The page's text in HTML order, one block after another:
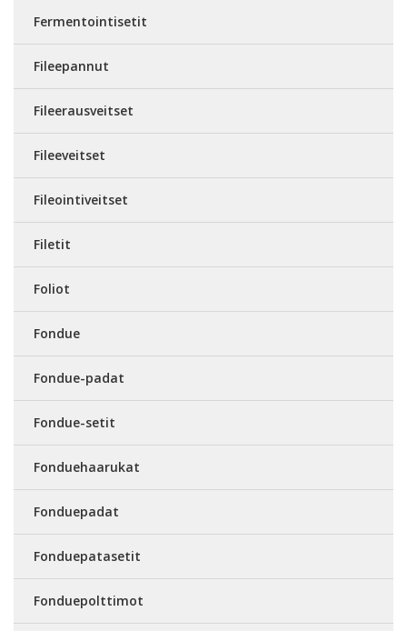
Fermentointisetit
Fileepannut
Fileerausveitset
Fileeveitset
Fileointiveitset
Filetit
Foliot
Fondue
Fondue-padat
Fondue-setit
Fonduehaarukat
Fonduepadat
Fonduepatasetit
Fonduepolttimot